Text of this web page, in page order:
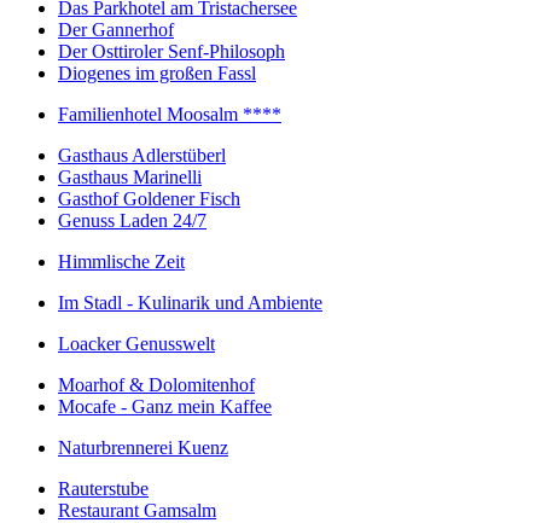
Das Parkhotel am Tristachersee
Der Gannerhof
Der Osttiroler Senf-Philosoph
Diogenes im großen Fassl
Familienhotel Moosalm ****
Gasthaus Adlerstüberl
Gasthaus Marinelli
Gasthof Goldener Fisch
Genuss Laden 24/7
Himmlische Zeit
Im Stadl - Kulinarik und Ambiente
Loacker Genusswelt
Moarhof & Dolomitenhof
Mocafe - Ganz mein Kaffee
Naturbrennerei Kuenz
Rauterstube
Restaurant Gamsalm